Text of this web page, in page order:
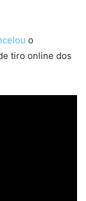
o
tiro online dos